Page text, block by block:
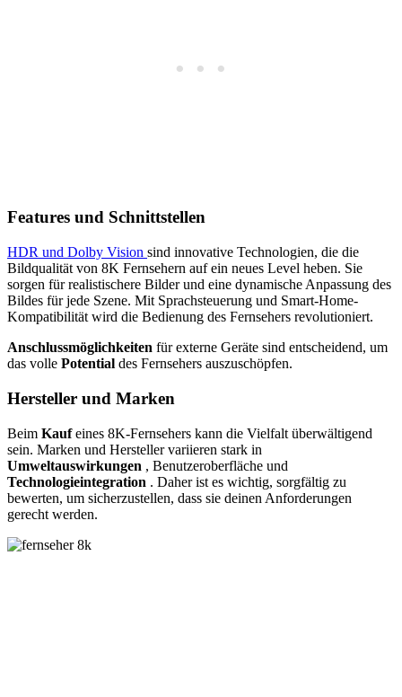
Features und Schnittstellen
HDR und Dolby Vision sind innovative Technologien, die die
Bildqualität von 8K Fernsehern auf ein neues Level heben. Sie
sorgen für realistischere Bilder und eine dynamische Anpassung des
Bildes für jede Szene. Mit Sprachsteuerung und Smart-Home-
Kompatibilität wird die Bedienung des Fernsehers revolutioniert.
Anschlussmöglichkeiten für externe Geräte sind entscheidend, um
das volle Potential des Fernsehers auszuschöpfen.
Hersteller und Marken
Beim Kaufeines 8K-Fernsehers kann die Vielfalt überwältigend
sein. Marken und Hersteller variieren stark in
Umweltauswirkungen , Benutzeroberfläche und
Technologieintegration . Daher ist es wichtig, sorgfältig zu
bewerten, um sicherzustellen, dass sie deinen Anforderungen
gerecht werden.